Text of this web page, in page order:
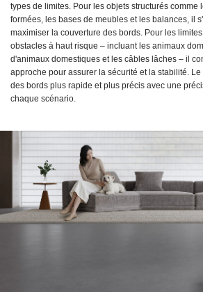
types de limites. Pour les objets structurés comme
formées, les bases de meubles et les balances, il
maximiser la couverture des bords. Pour les
obstacles à haut risque – incluant les animaux
d'animaux domestiques et les câbles lâches – il
approche pour assurer la sécurité et la stabilité.
des bords plus rapide et plus précis avec une
chaque scénario.